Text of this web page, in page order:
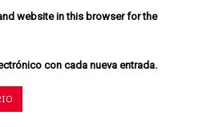
website in this browser for the
con cada nueva entrada.